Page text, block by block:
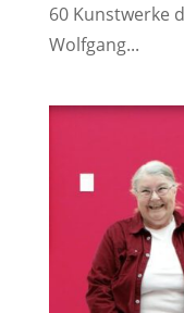
60 Kunstwerke
Wolfgang...